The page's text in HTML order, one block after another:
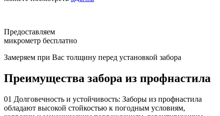
Предоставляем
микрометр бесплатно
Замеряем при Вас толщину перед установкой забора
Преимущества забора из профнастила
01 Долговечность и устойчивость: Заборы из профнастила
обладают высокой стойкостью к погодным условиям,